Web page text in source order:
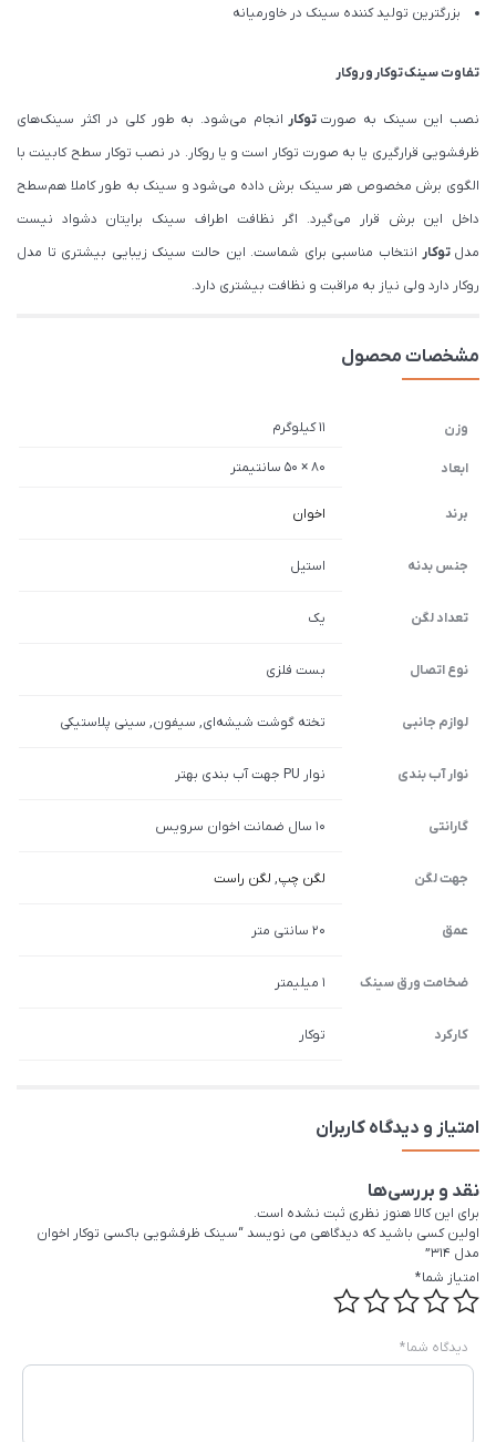
بزرگترین تولید کننده سینک در خاورمیانه
تفاوت سینکتوکاروروکار
نصب این سینک به صورتتوکار انجام می‌شود. به طور کلی در اکثر سینک‌های
ظرفشویی قرارگیری یا به صورت توکار است و یا روکار. در نصب توکار سطح کابینت با
الگوی برش مخصوص هر سینک برش داده می‌شود و سینک به طور کاملا هم‌سطح
داخل این برش قرار می‌گیرد. اگر نظافت اطراف سینک برایتان دشواد نیست
مدل توکارانتخاب مناسبی برای شماست. این حالت سینک زیبایی بیشتری تا مدل
روکار دارد ولی نیاز به مراقبت و نظافت بیشتری دارد.
مشخصات محصول
وزن 11 کیلوگرم
ابعاد 80 × 50 سانتیمتر
برند اخوان
جنس بدنه استیل
تعداد لگن یک
نوع اتصال بست فلزی
لوازم جانبی تخته گوشت شیشه‌ای, سیفون, سینی پلاستیکی
نوار آب بندی نوار PU جهت آب بندی بهتر
گارانتی 10 سال ضمانت اخوان سرویس
جهت لگن لگن چپ, لگن راست
عمق 20 سانتی متر
ضخامت ورق سینک 1 میلیمتر
کارکرد توکار
امتیاز و دیدگاه کاربران
نقد و بررسی‌ها
برای این کالا هنوز نظری ثبت نشده است.
اولین کسی باشید که دیدگاهی می نویسد “سینک ظرفشویی باکسی توکار اخوان
مدل 314”
امتیاز شما*
دیدگاه شما*